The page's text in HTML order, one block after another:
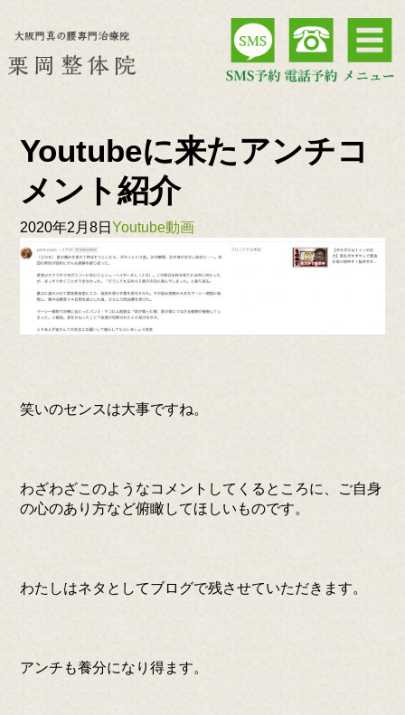
Youtubeに来たアンチコ
メント紹介
2020年2月8日 Youtube動画
笑いのセンスは大事ですね。
わざわざこのようなコメントしてくるところに、ご自身
の心のあり方など俯瞰してほしいものです。
わたしはネタとしてブログで残させていただきます。
アンチも養分になり得ます。